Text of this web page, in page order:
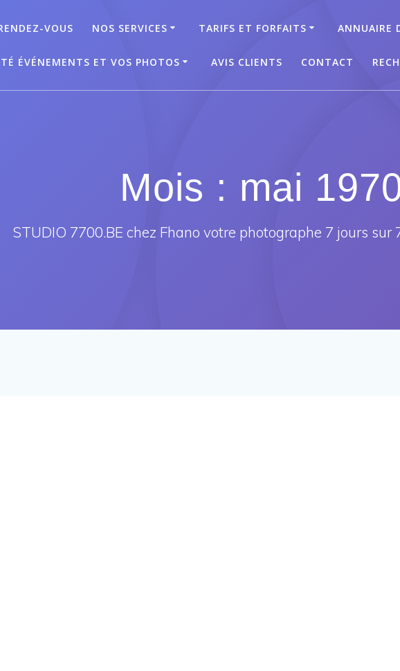
VOUS NOS SERVICES TARIFS ET FORFAITS ANNUAIRE
ÉVÉNEMENTS ET VOS PHOTOS AVIS CLIENTS CONTACT
Mois : mai
STUDIO 7700.BE chez Fhano votre photographe 7 jours sur